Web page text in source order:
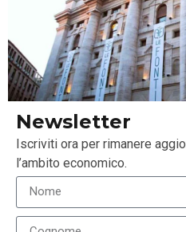
Newsletter
Iscriviti ora per rimanere
l’ambito economico.